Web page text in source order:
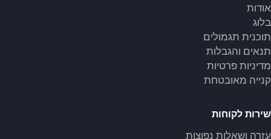
אודות
בלוג
תוכנית תגמולים
תנאים והגבלות
מדיניות פרטיות
קנייה מאובטחת
שירות לקוחות
עזרה ושאלות נפוצות